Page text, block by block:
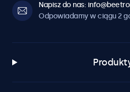
Napisz do nas:
Odpowiadamy w ciągu 2